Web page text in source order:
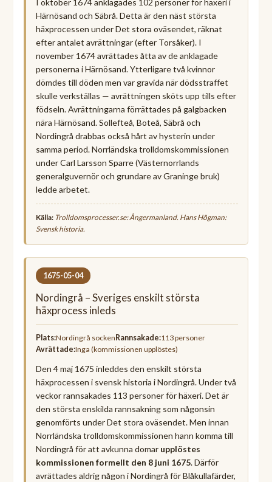
Härnösand och Säbrå. Detta är den näst största
häxprocessen under Det stora oväsendet, räknat
efter antalet avrättningar (efter Torsåker). I
november 1674 avrättades åtta av de anklagade
personerna i Härnösand. Ytterligare två kvinnor
dömdes till döden men var gravida när dödsstraffet
skulle verkställas — avrättningen sköts upp tills efter
födseln. Avrättningarna förrättades på galgbacken
nära Härnösand. Sollefteå, Boteå, Säbrå och
Nordingrå drabbas också hårt av hysterin under
samma period. Norrländska trolldomskommissionen
under Carl Larsson Sparre (Västernorrlands
generalguvernör och grundare av Graninge bruk)
ledde arbetet.
Källa:Trolldomsprocesser.se: Ångermanland. Hans Högman:
Svensk historia.
1675-05-04
Nordingrå – Sveriges enskilt största
häxprocess inleds
Plats:Nordingrå sockenRannsakade:113 personer
Avrättade:Inga (kommissionen upplöstes)
Den 4 maj 1675 inleddes den enskilt största
häxprocessen i svensk historia i Nordingrå. Under två
veckor rannsakades 113 personer för häxeri. Det är
den största enskilda rannsakning som någonsin
genomförts under Det stora oväsendet. Men innan
Norrländska trolldomskommissionen hann komma till
Nordingrå för att avkunna domar upplöstes
kommissionen formellt den 8 juni 1675. Därför
avrättades aldrig någon i Nordingrå för Blåkullafärder,